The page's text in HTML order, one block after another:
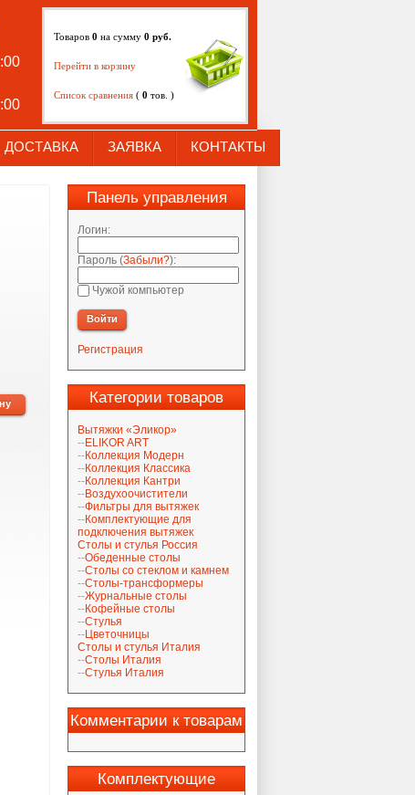
Товаров 0 на сумму 0 руб.
Перейти в корзину
Список сравнения ( 0 тов. )
ДОСТАВКА ЗАЯВКА КОНТАКТЫ
Панель управления
Логин:
Пароль (Забыли?):
Чужой компьютер
Войти
Регистрация
Категории товаров
Вытяжки «Эликор»
ELIKOR ART
Коллекция Модерн
Коллекция Классика
Коллекция Кантри
Воздухоочистители
Фильтры для вытяжек
Комплектующие для
подключения вытяжек
Столы и стулья Россия
Обеденные столы
Столы со стеклом и камнем
Столы-трансформеры
Журнальные столы
Кофейные столы
Стулья
Цветочницы
Столы и стулья Италия
Столы Италия
Стулья Италия
Комментарии к товарам
Комплектующие